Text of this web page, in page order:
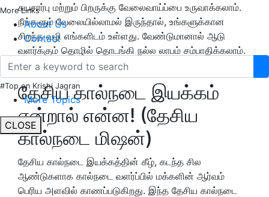
More Links
About Us
Contact
#Top on Krishi Jagran
More Topics
CLOSE
சுயசார்பு மற்றும் பிறருக்கு வேலைவாய்ப்பை உருவாக்கலாம்.
நீங்களும் வேலையில்லாமல் இருந்தால், உங்களுக்கான
சிறந்த வழி எங்களிடம் உள்ளது. வேண்டுமானால் ஆடு
வளர்க்கும் தொழில் தொடங்கி நல்ல லாபம் சம்பாதிக்கலாம்.
இதற்கு மத்திய அரசும் உதவி செய்கிறது.
தேசிய கால்நடை இயக்கம்
என்றால் என்ன! (தேசிய
கால்நடை மிஷன்)
தேசிய கால்நடை இயக்கத்தின் கீழ், கடந்த சில
ஆண்டுகளாக கால்நடை வளர்ப்பில் மக்களின் ஆர்வம்
பெரிய அளவில் காணப்படுகிறது. இந்த தேசிய கால்நடை